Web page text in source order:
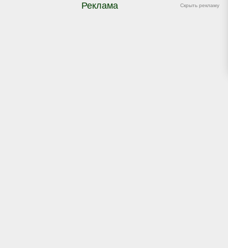
Скрыть рекламу
Реклама